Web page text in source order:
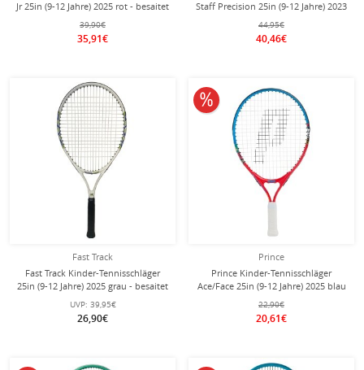
Jr 25in (9-12 Jahre) 2025 rot - besaitet
-
39,90€
35,91€
Staff Precision 25in (9-12 Jahre) 2023
rot - besaitet -
44,95€
40,46€
Fast Track
Fast Track Kinder-Tennisschläger
25in (9-12 Jahre) 2025 grau - besaitet
-
UVP: 39,95€
26,90€
Prince
Prince Kinder-Tennisschläger
Ace/Face 25in (9-12 Jahre) 2025 blau
- besaitet -
22,90€
20,61€
10% reduziert